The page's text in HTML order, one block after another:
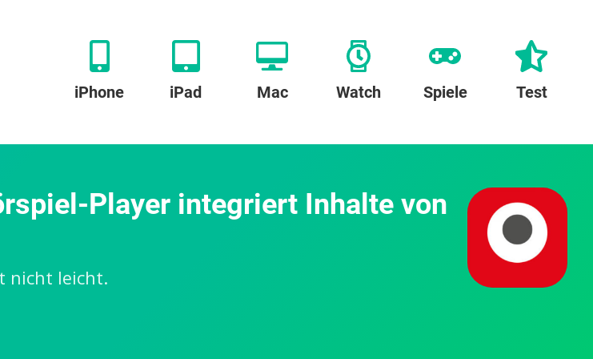
iPhone iPad Mac Watch Spiele Test
Player integriert Inhalte von
nicht leicht.